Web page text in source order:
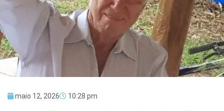
maio 12, 2026 10:28 pm